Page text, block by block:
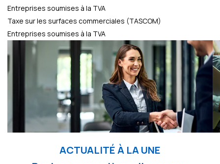
Entreprises soumises à la TVA
Taxe sur les surfaces commerciales (TASCOM)
Entreprises soumises à la TVA
ACTUALITÉ À LA UNE